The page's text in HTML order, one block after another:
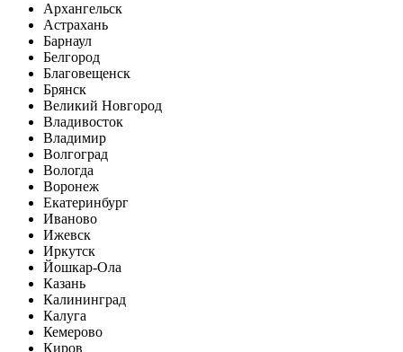
Архангельск
Астрахань
Барнаул
Белгород
Благовещенск
Брянск
Великий Новгород
Владивосток
Владимир
Волгоград
Вологда
Воронеж
Екатеринбург
Иваново
Ижевск
Иркутск
Йошкар-Ола
Казань
Калининград
Калуга
Кемерово
Киров